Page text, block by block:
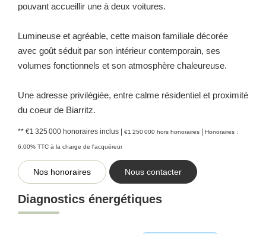
pouvant accueillir une à deux voitures.
Lumineuse et agréable, cette maison familiale décorée
avec goût séduit par son intérieur contemporain, ses
volumes fonctionnels et son atmosphère chaleureuse.
Une adresse privilégiée, entre calme résidentiel et proximité
du coeur de Biarritz.
** €1 325 000 honoraires inclus | €1 250 000 hors honoraires | Honoraires :
6.00% TTC à la charge de l'acquéreur
Nos honoraires Nous contacter
Diagnostics énergétiques